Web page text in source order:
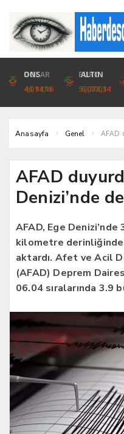
DOLAR
46,1316
EURO
53,3001
ONS
4,094,16
ALTIN
6,073,34
Anasayfa Genel AFAD
AFAD
Denizi’nde
AFAD, Ege
kilometre derinliğinde
aktardı. Afet ve Acil
(AFAD) Deprem
06.04 sıralarında 3.9